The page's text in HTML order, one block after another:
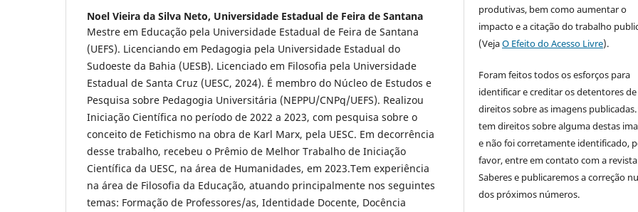
Noel Vieira da Silva Neto, Universidade Estadual de Feira de Santana
Mestre em Educação pela Universidade Estadual de Feira de Santana
(UEFS). Licenciando em Pedagogia pela Universidade Estadual do
Sudoeste da Bahia (UESB). Licenciado em Filosofia pela Universidade
Estadual de Santa Cruz (UESC, 2024). É membro do Núcleo de Estudos e
Pesquisa sobre Pedagogia Universitária (NEPPU/CNPq/UEFS). Realizou
Iniciação Científica no período de 2022 a 2023, com pesquisa sobre o
conceito de Fetichismo na obra de Karl Marx, pela UESC. Em decorrência
desse trabalho, recebeu o Prêmio de Melhor Trabalho de Iniciação
Científica da UESC, na área de Humanidades, em 2023.Tem experiência
na área de Filosofia da Educação, atuando principalmente nos seguintes
temas: Formação de Professores/as, Identidade Docente, Docência
produtivas, bem como aumentar o
impacto e a citação do trabalho
(VejaO Efeito do Acesso Livre).
Foram feitos todos os esforços para
identificar e creditar os detentores de
direitos sobre as imagens publicadas.
tem direitos sobre alguma destas
e não foi corretamente identificado,
favor, entre em contato com a revista
Saberes e publicaremos a correção
dos próximos números.